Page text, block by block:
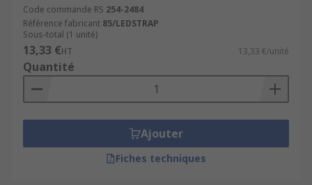
Code commande RS 254-2484
Référence fabricant 85/LEDSTRAP
Sous-total (1 unité)
13,33 €HT 13,33 €/unité
Quantité
Ajouter
Fiches techniques